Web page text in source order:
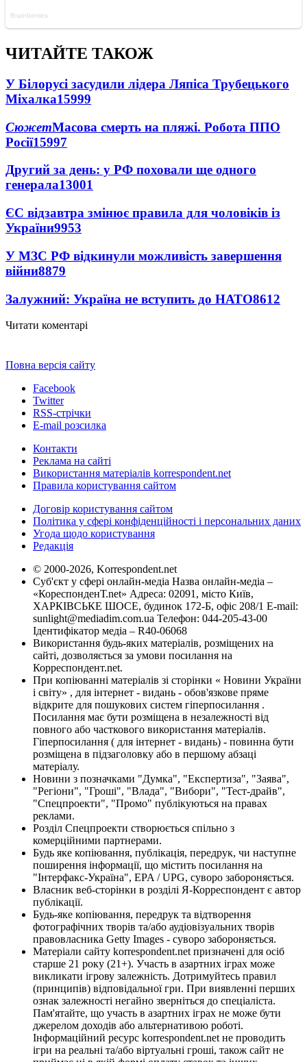
ЧИТАЙТЕ ТАКОЖ
У Білорусі засудили лідера Ляпіса Трубецького
Міхалка15999
СюжетМасова смерть на пляжі. Робота ППО
Росії15997
Другий за день: у РФ поховали ще одного
генерала13001
ЄС відзавтра змінює правила для чоловіків із
України9953
У МЗС РФ відкинули можливість завершення
війни8879
Залужний: Україна не вступить до НАТО8612
Читати коментарі
Повна версія сайту
Facebook
Twitter
RSS-стрічки
E-mail розсилка
Контакти
Реклама на сайті
Використання матеріалів korrespondent.net
Правила користування сайтом
Договір користування сайтом
Політика у сфері конфіденційності і персональних даних
Угода щодо користування
Редакція
© 2000-2026, Korrespondent.net
Суб'єкт у сфері онлайн-медіа Назва онлайн-медіа –
«КореспонденТ.net» Адреса: 02091, місто Київ,
ХАРКІВСЬКЕ ШОСЕ, будинок 172-Б, офіс 208/1 E-mail:
sunlight@mediadim.com.ua Телефон: 044-205-43-00
Ідентифікатор медіа – R40-06068
Використання будь-яких матеріалів, розміщених на
сайті, дозволяється за умови посилання на
Корреспондент.net.
При копіюванні матеріалів зі сторінки « Новини України
і світу» , для інтернет - видань - обов'язкове пряме
відкрите для пошукових систем гіперпосилання .
Посилання має бути розміщена в незалежності від
повного або часткового використання матеріалів.
Гіперпосилання ( для інтернет - видань) - повинна бути
розміщена в підзаголовку або в першому абзаці
матеріалу.
Новини з позначками "Думка", "Експертиза", "Заява",
"Регіони", "Гроші", "Влада", "Вибори", "Тест-драйв",
"Спецпроекти", "Промо" публікуються на правах
реклами.
Розділ Спецпроекти створюється спільно з
комерційними партнерами.
Будь яке копіювання, публікація, передрук, чи наступне
поширення інформації, що містить посилання на
"Інтерфакс-Україна", EPA / UPG, суворо забороняється.
Власник веб-сторінки в розділі Я-Корреспондент є автор
публікації.
Будь-яке копіювання, передрук та відтворення
фотографічних творів та/або аудіовізуальних творів
правовласника Getty Images - суворо забороняється.
Матеріали сайту korrespondent.net призначені для осіб
старше 21 року (21+). Участь в азартних іграх може
викликати ігрову залежність. Дотримуйтесь правил
(принципів) відповідальної гри. При виявленні перших
ознак залежності негайно зверніться до спеціаліста.
Пам'ятайте, що участь в азартних іграх не може бути
джерелом доходів або альтернативою роботі.
Інформаційний ресурс korrespondent.net не проводить
ігри на реальні та/або віртуальні гроші, також сайт не